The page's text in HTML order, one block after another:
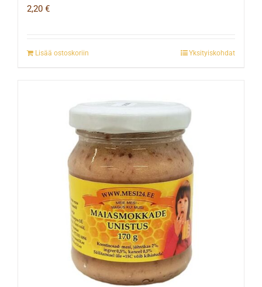
2,20 €
Lisää ostoskoriin Yksityiskohdat